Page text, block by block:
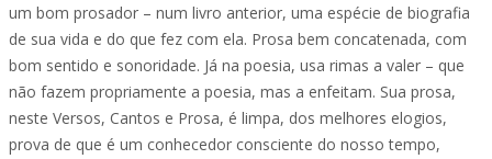
um bom prosador – num livro anterior, uma espécie de biografia
de sua vida e do que fez com ela. Prosa bem concatenada, com
bom sentido e sonoridade. Já na poesia, usa rimas a valer – que
não fazem propriamente a poesia, mas a enfeitam. Sua prosa,
neste Versos, Cantos e Prosa, é limpa, dos melhores elogios,
prova de que é um conhecedor consciente do nosso tempo,